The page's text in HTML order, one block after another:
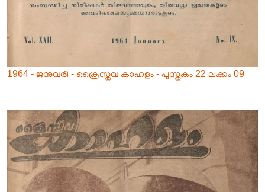
1964 - ജനുവരി - ക്രൈസ്തവ കാഹളം - പുസ്തകം 22 ലക്കം 09